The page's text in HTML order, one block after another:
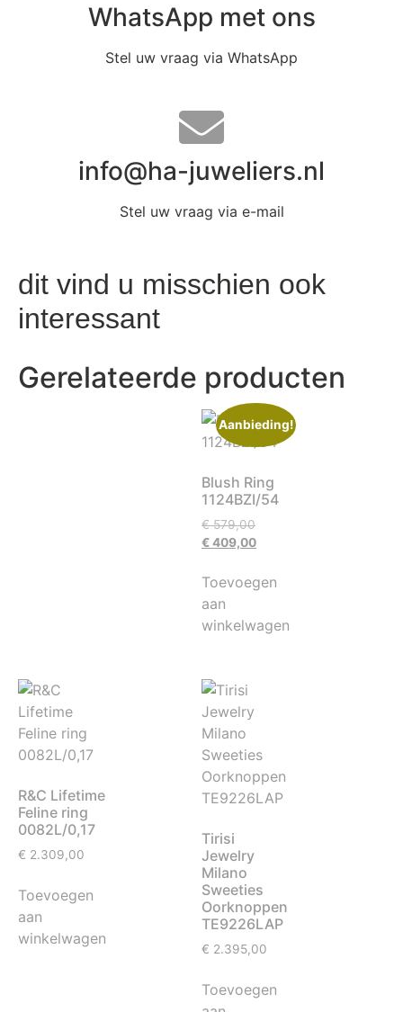
WhatsApp met ons
Stel uw vraag via WhatsApp
info@ha-juweliers.nl
Stel uw vraag via e-mail
dit vind u misschien ook
interessant
Gerelateerde producten
Aanbieding!
Blush Ring
1124BZI/54
€579,00
€409,00
Toevoegen
aan
winkelwagen
R&C Lifetime
Feline ring
0082L/0,17
€ 2.309,00
Toevoegen
aan
winkelwagen
Tirisi
Jewelry
Milano
Sweeties
Oorknoppen
TE9226LAP
€ 2.395,00
Toevoegen